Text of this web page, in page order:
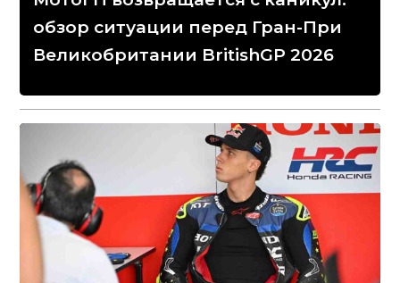
обзор ситуации перед Гран-При
Великобритании BritishGP 2026